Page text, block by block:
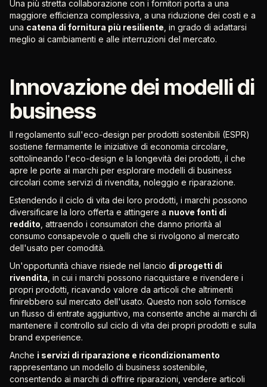
Una più stretta collaborazione con i fornitori porta a una
maggiore efficienza complessiva, a una riduzione dei costi e a
una catena di fornitura più resiliente , in grado di adattarsi
meglio ai cambiamenti e alle interruzioni del mercato.
Innovazione dei modelli di
business
Il regolamento sull'eco-design per prodotti sostenibili (ESPR)
sostiene fermamente le iniziative di economia circolare,
sottolineando l'eco-design e la longevità dei prodotti, il che
apre le porte ai marchi per esplorare modelli di business
circolari come servizi di rivendita, noleggio e riparazione.
Estendendo il ciclo di vita dei loro prodotti, i marchi possono
diversificare la loro offerta e attingere a nuove fonti di
reddito , attraendo i consumatori che danno priorità al
consumo consapevole o quelli che si rivolgono al mercato
dell'usato per comodità.
Un'opportunità chiave risiede nel lancio di progetti di
rivendita , in cui i marchi possono riacquistare e rivendere i
propri prodotti, ricavando valore da articoli che altrimenti
finirebbero sul mercato dell'usato. Questo non solo fornisce
un flusso di entrate aggiuntivo, ma consente anche ai marchi di
mantenere il controllo sul ciclo di vita dei propri prodotti e sulla
brand experience.
Anche i servizi di riparazione e ricondizionamento
rappresentano un modello di business sostenibile,
consentendo ai marchi di offrire riparazioni, vendere articoli